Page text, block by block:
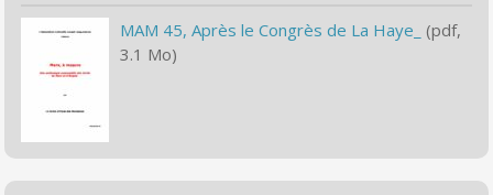
MAM 45, Après le Congrès de La Haye_ (pdf,
3.1 Mo)